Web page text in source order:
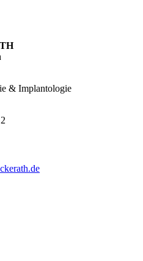
& Implantologie